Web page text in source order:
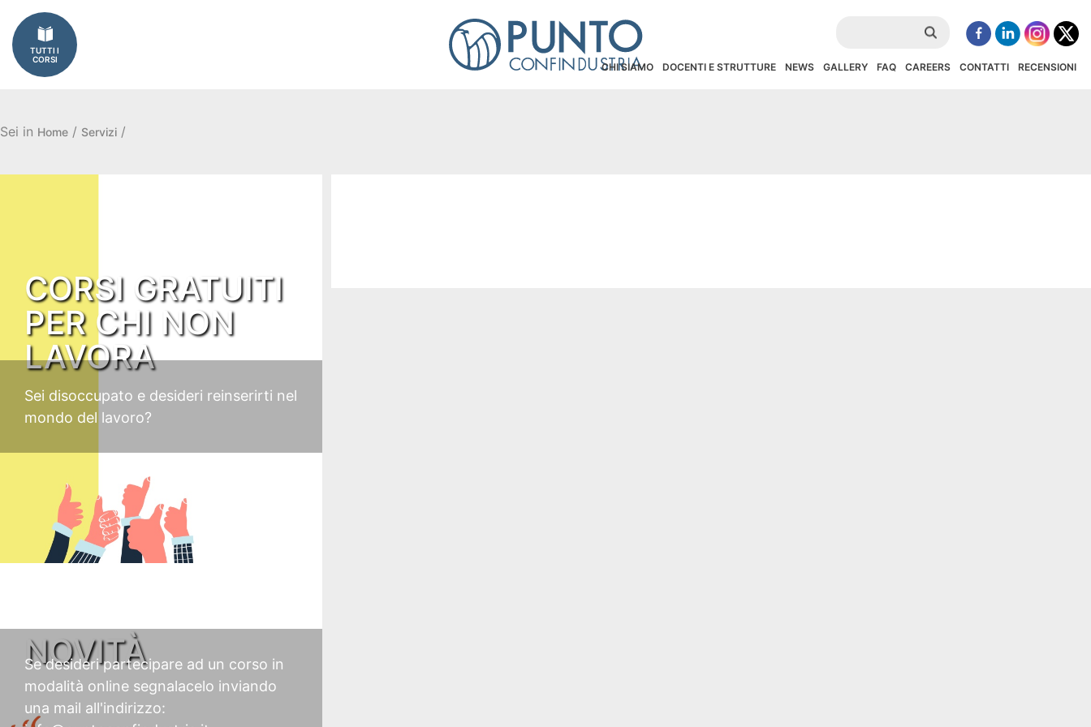
Imprese
Catalogo
Finanziamenti
Regione
Fondimpresa
Fondirigenti
Apprendistato
Recruiting
Tirocini
finanziati
Tuttostage
Corsi
gratuiti
per
TUTTI I
CORSI
CHI SIAMO DOCENTI E STRUTTURE NEWS GALLERY FAQ CAREERS CONTATTI RECENSIONI
Sei in Home / Servizi /
CORSI GRATUITI
PER CHI NON
LAVORA
Sei disoccupato e desideri reinserirti nel
mondo del lavoro?
NOVITÀ
Se desideri partecipare ad un corso in
modalità online segnalacelo inviando
una mail all'indirizzo: